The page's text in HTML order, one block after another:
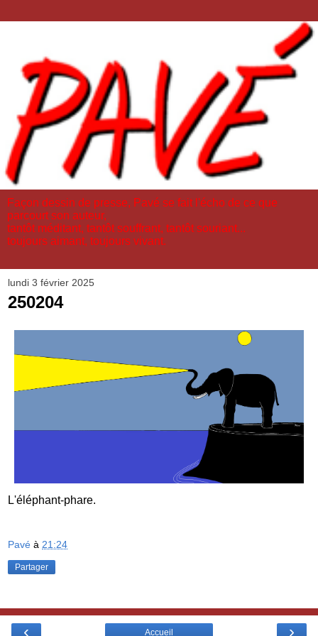
Façon dessin de presse, Pavé se fait l'écho de ce que
parcourt son auteur,
tantôt méditant, tantôt souffrant, tantôt souriant...
toujours aimant, toujours vivant.
lundi 3 février 2025
250204
L'éléphant-phare.
Pavé à 21:24
Partager
‹ ›
Accueil